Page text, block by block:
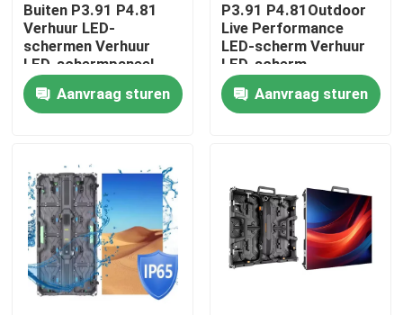
Huis
Video's
VR-show
Over ons
Buiten P3.91 P4.81
Verhuur LED-
schermen Verhuur
LED-schermpaneel
Bühnengebeurtenissen
LED-scherm
Aanvraag sturen
P3.91 P4.81Outdoor
Live Performance
LED-scherm Verhuur
LED-scherm
Waterdicht podium
Hoge helderheid
Achtergrondscherm
Aanvraag sturen